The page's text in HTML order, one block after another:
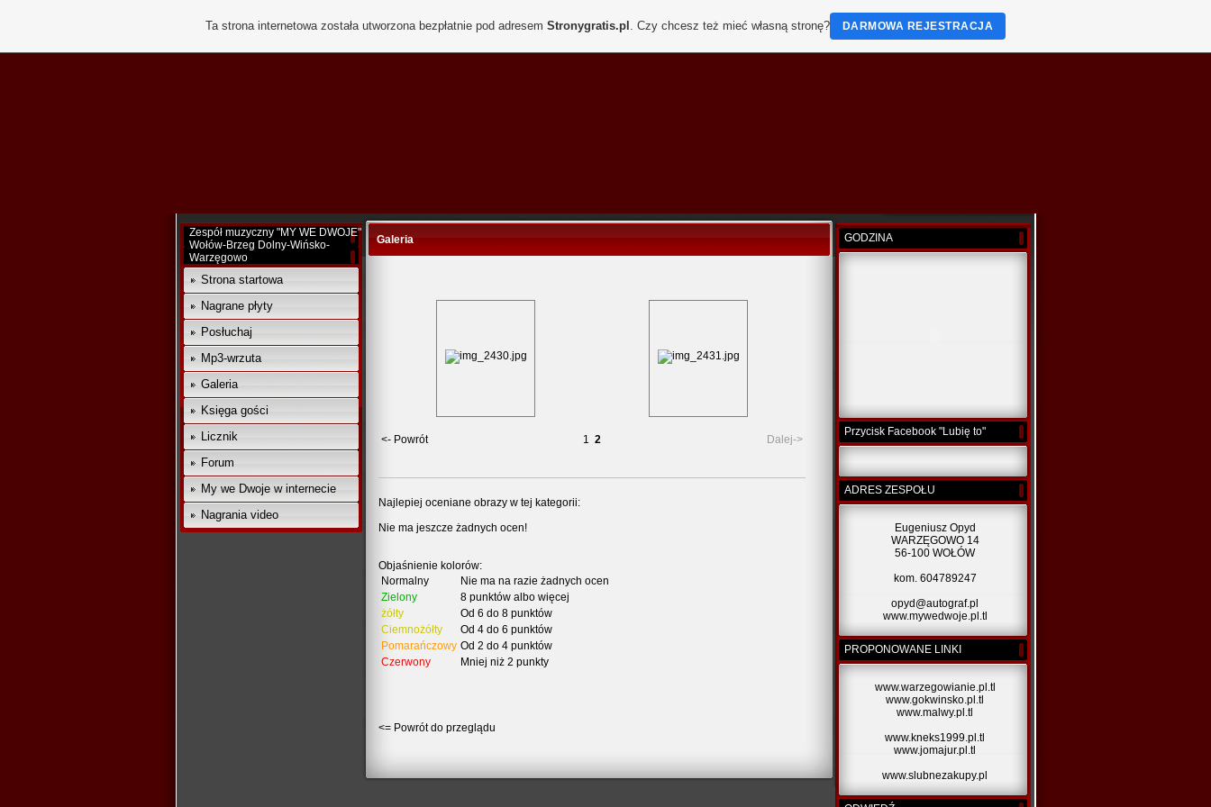
Zespół muzyczny "MY WE DWOJE"
Wołów-Brzeg Dolny-Wińsko-
Warzęgowo
Strona startowa
Nagrane płyty
Posłuchaj
Mp3-wrzuta
Galeria
Księga gości
Licznik
Forum
My we Dwoje w internecie
Nagrania video
Galeria
<- Powrót 1 2 Dalej->
Najlepiej oceniane obrazy w tej kategorii:
Nie ma jeszcze żadnych ocen!
Objaśnienie kolorów:
Normalny
Nie ma na razie żadnych ocen
Zielony
8 punktów albo więcej
żółty
Od 6 do 8 punktów
Ciemnożółty
Od 4 do 6 punktów
Pomarańczowy Od 2 do 4 punktów
Czerwony
Mniej niż 2 punkty
<= Powrót do przeglądu
GODZINA
Przycisk Facebook "Lubię to"
ADRES ZESPOŁU
Eugeniusz Opyd
WARZĘGOWO 14
56-100 WOŁÓW
kom. 604789247
opyd@autograf.pl
www.mywedwoje.pl.tl
PROPONOWANE LINKI
www.warzegowianie.pl.tl
www.gokwinsko.pl.tl
www.malwy.pl.tl
www.kneks1999.pl.tl
www.jomajur.pl.tl
www.slubnezakupy.pl
Ta strona internetowa została utworzona bezpłatnie pod adresem Stronygratis.pl . Czy chcesz też mieć własną stronę? DARMOWA REJESTRACJA